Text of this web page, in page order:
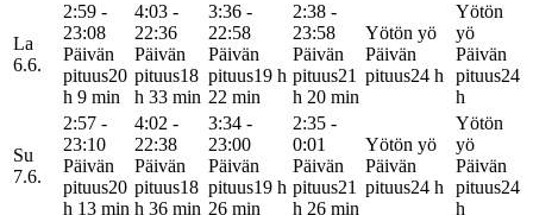
La
6.6.
2:59 -
23:08
Päivän
pituus20
h 9 min
4:03 -
22:36
Päivän
pituus18
h 33 min
3:36 -
22:58
Päivän
pituus19 h
22 min
2:38 -
23:58
Päivän
pituus21
h 20 min
Yötön yö
Päivän
pituus24 h
Yötön
yö
Päivän
pituus24
h
Su
7.6.
2:57 -
23:10
Päivän
pituus20
h 13 min
4:02 -
22:38
Päivän
pituus18
h 36 min
3:34 -
23:00
Päivän
pituus19 h
26 min
2:35 -
0:01
Päivän
pituus21
h 26 min
Yötön yö
Päivän
pituus24 h
Yötön
yö
Päivän
pituus24
h